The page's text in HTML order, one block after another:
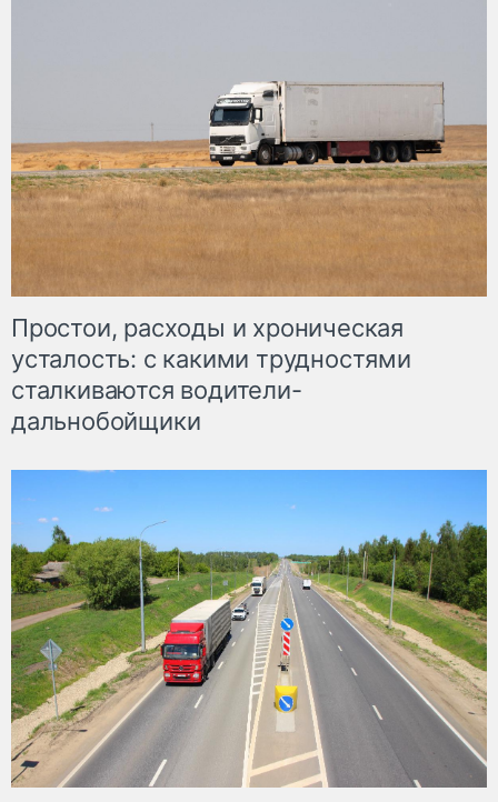
Простои, расходы и хроническая
усталость: с какими трудностями
сталкиваются водители-
дальнобойщики